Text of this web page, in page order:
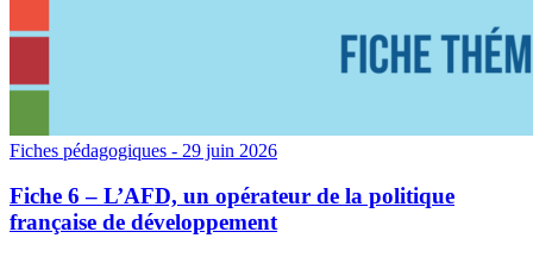
Fiches pédagogiques - 29 juin 2026
Fiche 6 – L’AFD, un opérateur de la politique
française de développement